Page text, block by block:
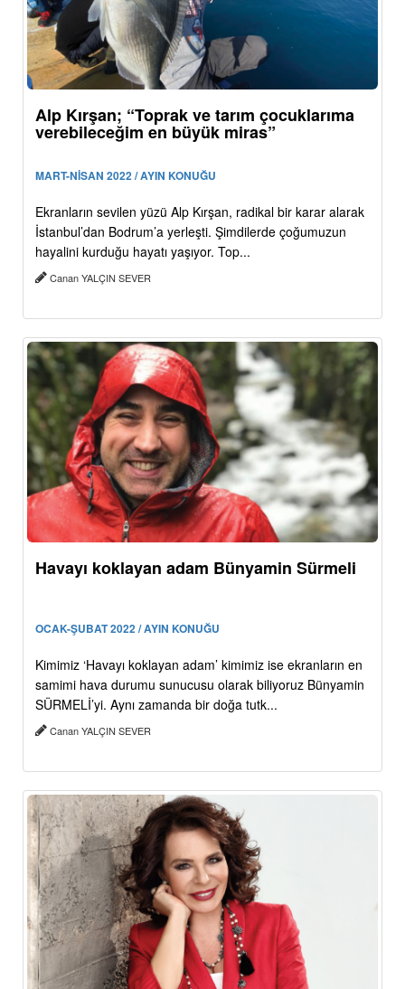
Alp Kırşan; “Toprak ve tarım çocuklarıma
verebileceğim en büyük miras”
MART-NİSAN 2022 / AYIN KONUĞU
Ekranların sevilen yüzü Alp Kırşan, radikal bir karar alarak
İstanbul’dan Bodrum’a yerleşti. Şimdilerde çoğumuzun
hayalini kurduğu hayatı yaşıyor. Top...
Canan YALÇIN SEVER
Havayı koklayan adam Bünyamin Sürmeli
OCAK-ŞUBAT 2022 / AYIN KONUĞU
Kimimiz ‘Havayı koklayan adam’ kimimiz ise ekranların en
samimi hava durumu sunucusu olarak biliyoruz Bünyamin
SÜRMELİ’yi. Aynı zamanda bir doğa tutk...
Canan YALÇIN SEVER